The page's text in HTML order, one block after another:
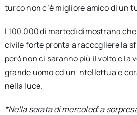
turco non c’è migliore amico di un
I 100.000 di martedì dimostrano
civile forte pronta a raccogliere la
però non ci saranno più il volto e la
grande uomo ed un intellettuale
nella luce.
*Nella serata di mercoledì a